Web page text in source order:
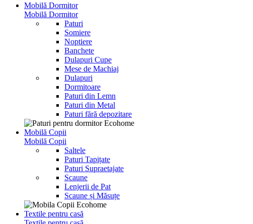
Mobilă Dormitor
Mobilă Dormitor
Paturi
Somiere
Noptiere
Banchete
Dulapuri Cupe
Mese de Machiaj
Dulapuri
Dormitoare
Paturi din Lemn
Paturi din Metal
Paturi fără depozitare
Mobilă Copii
Mobilă Copii
Saltele
Paturi Tapițate
Paturi Supraetajate
Scaune
Lenjerii de Pat
Scaune și Măsuțe
Textile pentru casă